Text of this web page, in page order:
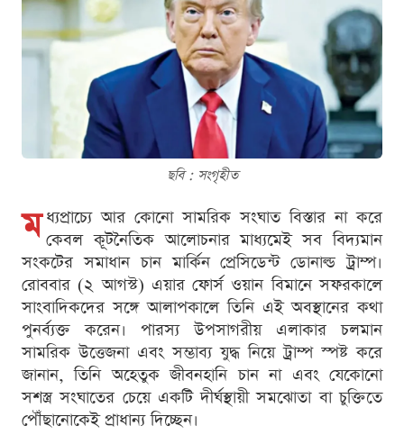
ছবি : সংগৃহীত
ম ধ্যপ্রাচ্যে আর কোনো সামরিক সংঘাত বিস্তার না করে
কেবল কূটনৈতিক আলোচনার মাধ্যমেই সব বিদ্যমান
সংকটের সমাধান চান মার্কিন প্রেসিডেন্ট ডোনাল্ড ট্রাম্প।
রোববার (২ আগস্ট) এয়ার ফোর্স ওয়ান বিমানে সফরকালে
সাংবাদিকদের সঙ্গে আলাপকালে তিনি এই অবস্থানের কথা
পুনর্ব্যক্ত করেন। পারস্য উপসাগরীয় এলাকার চলমান
সামরিক উত্তেজনা এবং সম্ভাব্য যুদ্ধ নিয়ে ট্রাম্প স্পষ্ট করে
জানান, তিনি অহেতুক জীবনহানি চান না এবং যেকোনো
সশস্ত্র সংঘাতের চেয়ে একটি দীর্ঘস্থায়ী সমঝোতা বা চুক্তিতে
পৌঁছানোকেই প্রাধান্য দিচ্ছেন।